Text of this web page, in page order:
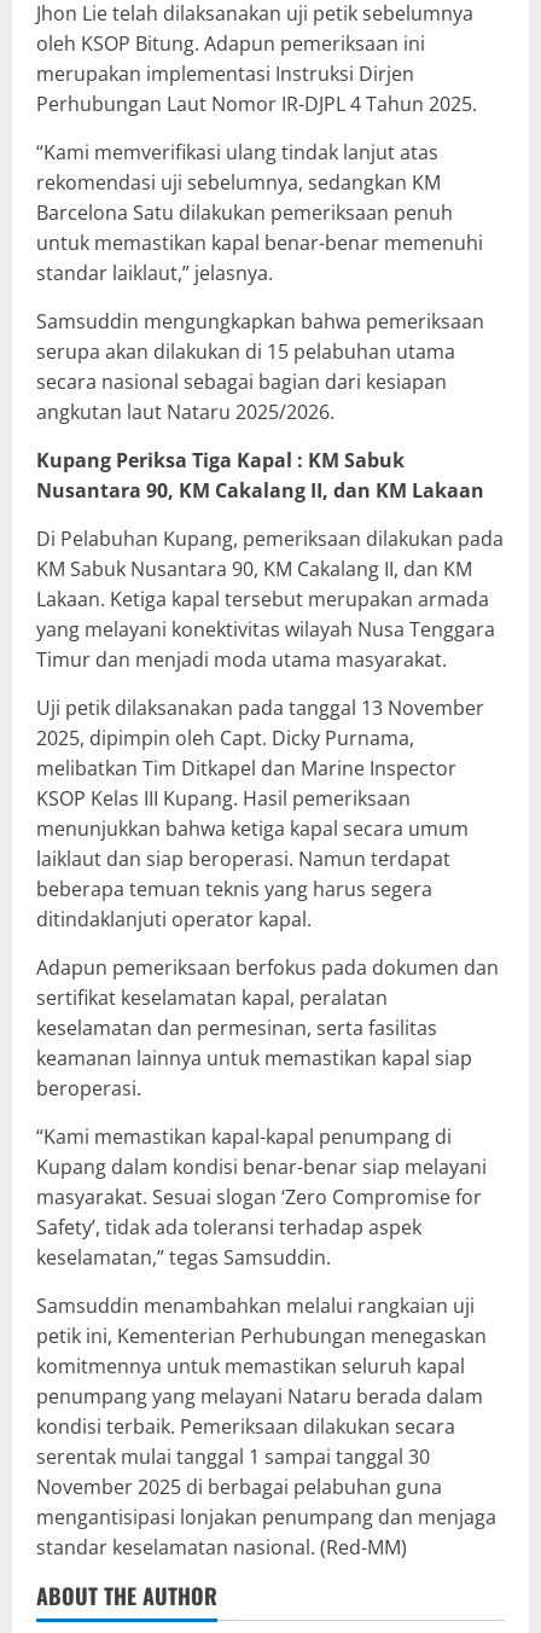
Jhon Lie telah dilaksanakan uji petik sebelumnya
oleh KSOP Bitung. Adapun pemeriksaan ini
merupakan implementasi Instruksi Dirjen
Perhubungan Laut Nomor IR-DJPL 4 Tahun 2025.
“Kami memverifikasi ulang tindak lanjut atas
rekomendasi uji sebelumnya, sedangkan KM
Barcelona Satu dilakukan pemeriksaan penuh
untuk memastikan kapal benar-benar memenuhi
standar laiklaut,” jelasnya.
Samsuddin mengungkapkan bahwa pemeriksaan
serupa akan dilakukan di 15 pelabuhan utama
secara nasional sebagai bagian dari kesiapan
angkutan laut Nataru 2025/2026.
Kupang Periksa Tiga Kapal : KM Sabuk
Nusantara 90, KM Cakalang II, dan KM Lakaan
Di Pelabuhan Kupang, pemeriksaan dilakukan pada
KM Sabuk Nusantara 90, KM Cakalang II, dan KM
Lakaan. Ketiga kapal tersebut merupakan armada
yang melayani konektivitas wilayah Nusa Tenggara
Timur dan menjadi moda utama masyarakat.
Uji petik dilaksanakan pada tanggal 13 November
2025, dipimpin oleh Capt. Dicky Purnama,
melibatkan Tim Ditkapel dan Marine Inspector
KSOP Kelas III Kupang. Hasil pemeriksaan
menunjukkan bahwa ketiga kapal secara umum
laiklaut dan siap beroperasi. Namun terdapat
beberapa temuan teknis yang harus segera
ditindaklanjuti operator kapal.
Adapun pemeriksaan berfokus pada dokumen dan
sertifikat keselamatan kapal, peralatan
keselamatan dan permesinan, serta fasilitas
keamanan lainnya untuk memastikan kapal siap
beroperasi.
“Kami memastikan kapal-kapal penumpang di
Kupang dalam kondisi benar-benar siap melayani
masyarakat. Sesuai slogan ‘Zero Compromise for
Safety’, tidak ada toleransi terhadap aspek
keselamatan,” tegas Samsuddin.
Samsuddin menambahkan melalui rangkaian uji
petik ini, Kementerian Perhubungan menegaskan
komitmennya untuk memastikan seluruh kapal
penumpang yang melayani Nataru berada dalam
kondisi terbaik. Pemeriksaan dilakukan secara
serentak mulai tanggal 1 sampai tanggal 30
November 2025 di berbagai pelabuhan guna
mengantisipasi lonjakan penumpang dan menjaga
standar keselamatan nasional. (Red-MM)
ABOUT THE AUTHOR